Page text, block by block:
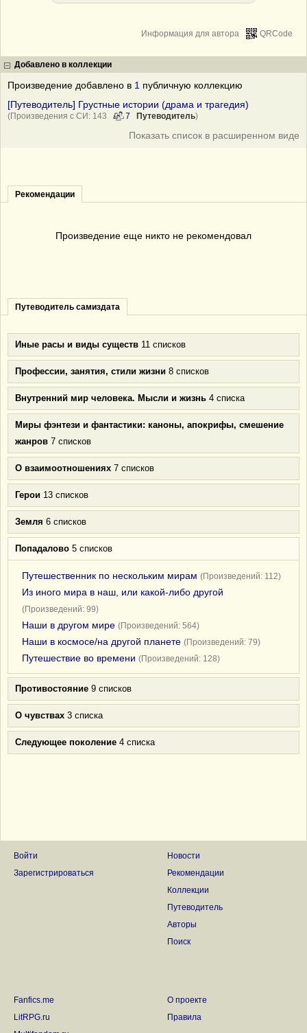
QRCode
Информация для автора
Добавлено в коллекции
Произведение добавлено в 1 публичную коллекцию
[Путеводитель] Грустные истории (драма и трагедия)
(Произведения с СИ: 143 7 Путеводитель)
Показать список в расширенном виде
Рекомендации
Произведение еще никто не рекомендовал
Путеводитель самиздата
Иные расы и виды существ 11 списков
Профессии, занятия, стили жизни 8 списков
Внутренний мир человека. Мысли и жизнь 4 списка
Миры фэнтези и фантастики: каноны, апокрифы, смешение
жанров 7 списков
О взаимоотношениях 7 списков
Герои 13 списков
Земля 6 списков
Попадалово 5 списков
Путешественник по нескольким мирам (Произведений: 112)
Из иного мира в наш, или какой-либо другой
(Произведений: 99)
Наши в другом мире (Произведений: 564)
Наши в космосе/на другой планете (Произведений: 79)
Путешествие во времени (Произведений: 128)
Противостояние 9 списков
О чувствах 3 списка
Следующее поколение 4 списка
Войти
Зарегистрироваться
Новости
Рекомендации
Коллекции
Путеводитель
Авторы
Поиск
Fanfics.me
LitRPG.ru
О проекте
Правила